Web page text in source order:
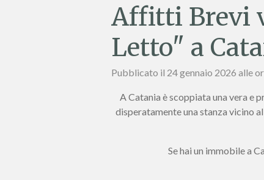
Affitti Brevi
Letto" a
Pubblicato il 24 gennaio 2026 alle
A Catania è scoppiata una vera e
disperatamente una stanza vicino
Se hai un immobile a